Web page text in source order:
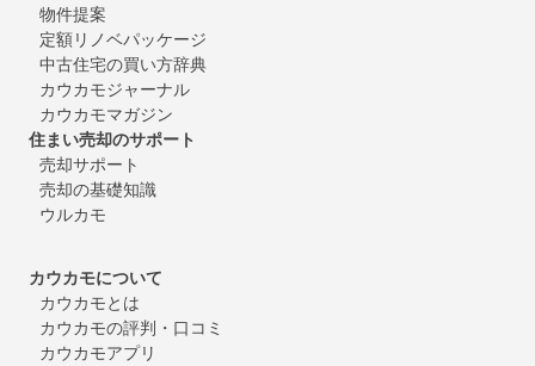
物件提案
定額リノベパッケージ
中古住宅の買い方辞典
カウカモジャーナル
カウカモマガジン
住まい売却のサポート
売却サポート
売却の基礎知識
ウルカモ
カウカモについて
カウカモとは
カウカモの評判・口コミ
カウカモアプリ